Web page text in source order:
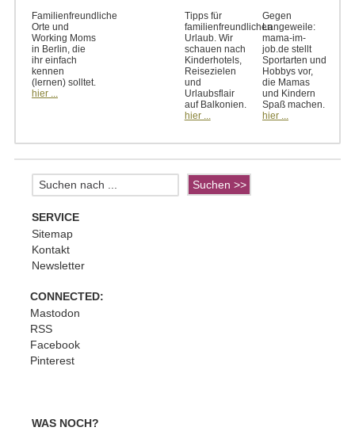
Familienfreundliche
Orte und
Working Moms
in Berlin, die
ihr einfach
kennen
(lernen) solltet.
hier ...
Tipps für
familienfreundlichen
Urlaub. Wir
schauen nach
Kinderhotels,
Reisezielen
und
Urlaubsflair
auf Balkonien.
hier ...
Gegen
Langeweile:
mama-im-
job.de stellt
Sportarten und
Hobbys vor,
die Mamas
und Kindern
Spaß machen.
hier ...
SERVICE
Sitemap
Kontakt
Newsletter
CONNECTED:
Mastodon
RSS
Facebook
Pinterest
WAS NOCH?